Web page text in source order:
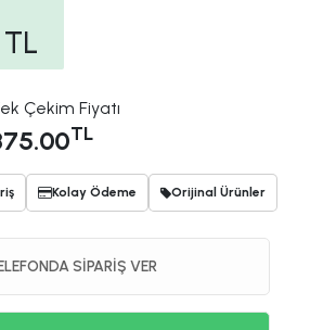
TL
Çekim Fiyatı
TL
Kolay Ödeme Orijinal Ürünler
SİPARİŞ VER